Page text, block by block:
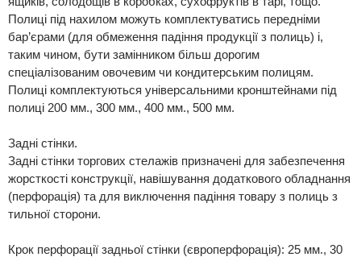
Полиці під нахилом можуть комплектуватись передніми
бар’єрами (для обмеження падіння продукції з полиць) і,
таким чином, бути замінником більш дорогим
спеціалізованим овочевим чи кондитерським полицям.
Полиці комплектуються універсальними кронштейнами під
полиці 200 мм., 300 мм., 400 мм., 500 мм.
Задні стінки.
Задні стінки торгових стелажів призначені для забезпечення
жорсткості конструкції, навішування додаткового обладнання
(перфорація) та для виключення падіння товару з полиць з
тильної сторони.
Крок перфорації задньої стінки (європерфорація): 25 мм., 30